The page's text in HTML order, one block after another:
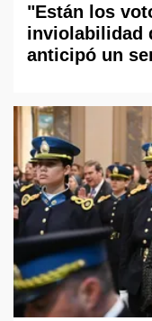
"Están los
inviolabilidad
anticipó un